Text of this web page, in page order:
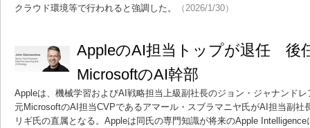
クラウド環境等で行われると強調した。
（2026/1/30）
AppleのAI担当トップが退任 後
MicrosoftのAI幹部
Appleは、機械学習およびAI戦略担当上級副社長のジョン・ジャナンド
元MicrosoftのAI担当CVPであるアマール・スブラマニヤ氏がAI担当副社
リギ氏の直属となる。Appleは同氏の専門知識が将来のApple